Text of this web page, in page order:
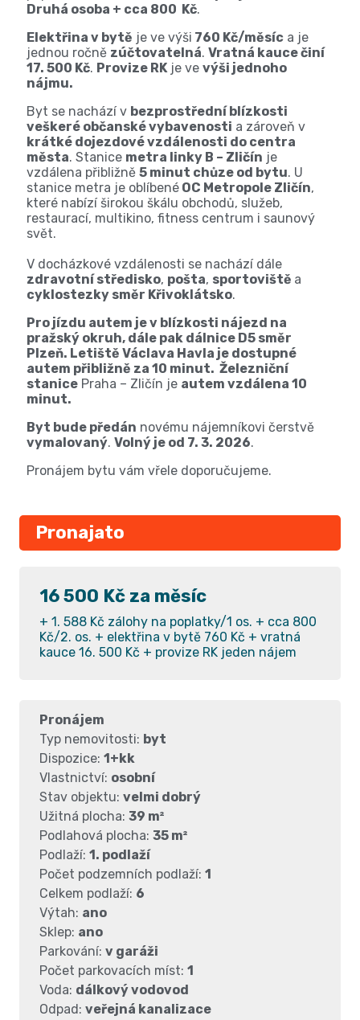
Druhá osoba + cca 800 Kč.
Elektřina v bytě je ve výši 760 Kč/měsíc a je
jednou ročně zúčtovatelná. Vratná kauce činí
17. 500 Kč. Provize RKje ve výši jednoho
nájmu.
Byt se nachází v bezprostřední blízkosti
veškeré občanské vybavenosti a zároveň v
krátké dojezdové vzdálenosti do centra
města. Stanice metra linky B – Zličín je
vzdálena přibližně 5 minut chůze od bytu. U
stanice metra je oblíbené OC Metropole Zličín,
které nabízí širokou škálu obchodů, služeb,
restaurací, multikino, fitness centrum i saunový
svět.
V docházkové vzdálenosti se nachází dále
zdravotní středisko, pošta, sportoviště a
cyklostezky směr Křivoklátsko.
Pro jízdu autem je v blízkosti nájezd na
pražský okruh, dále pak dálnice D5 směr
Plzeň. Letiště Václava Havla je dostupné
autem přibližně za 10 minut. Železniční
stanice Praha – Zličín je autem vzdálena 10
minut.
Byt bude předán novému nájemníkovi čerstvě
vymalovaný. Volný je od 7. 3. 2026.
Pronájem bytu vám vřele doporučujeme.
Pronajato
16 500 Kč za měsíc
+ 1. 588 Kč zálohy na poplatky/1 os. + cca 800
Kč/2. os. + elektřina v bytě 760 Kč + vratná
kauce 16. 500 Kč + provize RK jeden nájem
Pronájem
Typ nemovitosti: byt
Dispozice: 1+kk
Vlastnictví: osobní
Stav objektu: velmi dobrý
Užitná plocha: 39 m²
Podlahová plocha: 35 m²
Podlaží: 1. podlaží
Počet podzemních podlaží: 1
Celkem podlaží: 6
Výtah: ano
Sklep: ano
Parkování: v garáži
Počet parkovacích míst: 1
Voda: dálkový vodovod
Odpad: veřejná kanalizace